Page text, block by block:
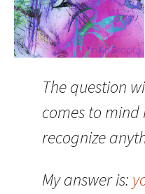
The question
comes to mind
recognize
My answer is: